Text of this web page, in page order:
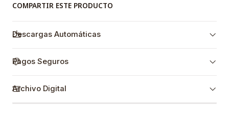
COMPARTIR ESTE PRODUCTO
Descargas Automáticas
Pagos Seguros
Archivo Digital